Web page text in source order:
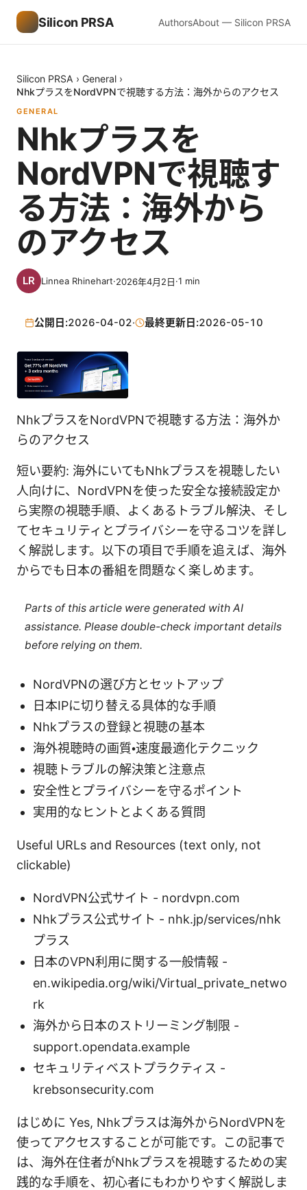
Silicon PRSA AuthorsAbout — Silicon PRSA
Silicon PRSA › General ›
NhkプラスをNordVPNで視聴する方法：海外からのアクセス
GENERAL
Nhkプラスを
NordVPNで視聴す
る方法：海外から
のアクセス
Linnea Rhinehart·2026年4月2日·1 min
公開日:2026-04-02· 最終更新日:2026-05-10
NhkプラスをNordVPNで視聴する方法：海外か
らのアクセス
短い要約: 海外にいてもNhkプラスを視聴したい
人向けに、NordVPNを使った安全な接続設定か
ら実際の視聴手順、よくあるトラブル解決、そし
てセキュリティとプライバシーを守るコツを詳し
く解説します。以下の項目で手順を追えば、海外
からでも日本の番組を問題なく楽しめます。
Parts of this article were generated with AI
assistance. Please double-check important details
before relying on them.
NordVPNの選び方とセットアップ
日本IPに切り替える具体的な手順
Nhkプラスの登録と視聴の基本
海外視聴時の画質・速度最適化テクニック
視聴トラブルの解決策と注意点
安全性とプライバシーを守るポイント
実用的なヒントとよくある質問
Useful URLs and Resources (text only, not
clickable)
NordVPN公式サイト - nordvpn.com
Nhkプラス公式サイト - nhk.jp/services/nhk
プラス
日本のVPN利用に関する一般情報 -
en.wikipedia.org/wiki/Virtual_private_netwo
rk
海外から日本のストリーミング制限 -
support.opendata.example
セキュリティベストプラクティス -
krebsonsecurity.com
はじめに Yes, Nhkプラスは海外からNordVPNを
使ってアクセスすることが可能です。この記事で
は、海外在住者がNhkプラスを視聴するための実
践的な手順を、初心者にもわかりやすく解説しま